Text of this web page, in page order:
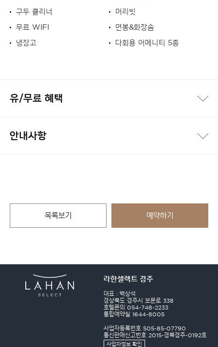
구두 클리너
무료 WIFI
냉장고
머리빗
면봉&화장솜
다회용 어메니티 5종
유/무료 혜택
안내사항
목록보기 예약하기
라한셀렉트 경주
대표 : 백상석
경상북도 경주시 보문로 338
호텔문의 054-748-2233
통합예약실 1644-8005
사업자등록번호 505-85-07790
통신판매신고번호 2015-경북경주-0192호
사업자정보 확인